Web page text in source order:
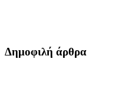
Δημοφιλή άρθρα